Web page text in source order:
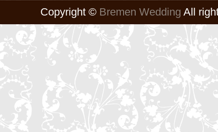
Copyright © Bremen Wedding All